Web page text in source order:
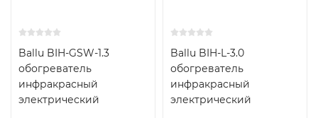
Ballu BIH-GSW-1.3
обогреватель
инфракрасный
электрический
Ballu BIH-L-3.0
обогреватель
инфракрасный
электрический